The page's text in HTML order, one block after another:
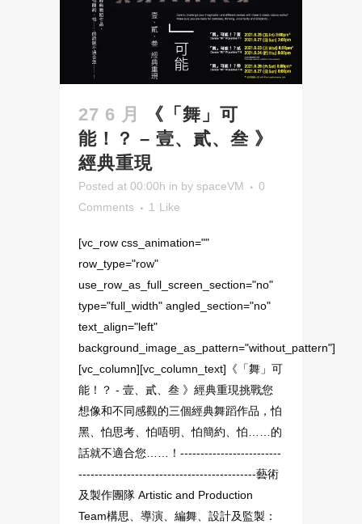
27 6 月
《「舞」可
能！？ – 壹、貳、叁 》
經典重現
Posted at 00:00h in by spaceVM
0
Comments
1 Like
[vc_row css_animation=""
row_type="row"
use_row_as_full_screen_section="no"
type="full_width" angled_section="no"
text_align="left"
background_image_as_pattern="without_pattern"]
[vc_column][vc_column_text]《「舞」可
能！？ - 壹、貳、叁 》經典重現挑戰您
想像和不同感觀的三個經典舞蹈作品，怕
黑、怕思考、怕唔明、怕簡約、怕……的
話就不適合您……！-------------------------
--------------------------------------------藝術
及製作團隊 Artistic and Production
Team構思、導演、編舞、設計及監製：